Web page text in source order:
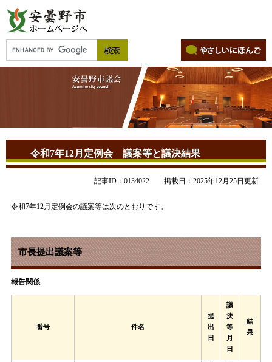
令和7年12月定例会 議案等と議決結果
記事ID：0134022 掲載日：2025年12月25日更新
令和7年12月定例会の議案等は次のとおりです。​
市長提出議案等
報告関係
番号 件名
提
出
日
議
決
等
月
日
結
果